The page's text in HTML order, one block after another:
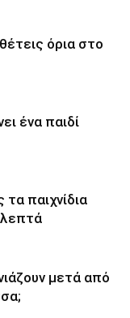
όρια στο
ένα παιδί
παιχνίδια
μετά από